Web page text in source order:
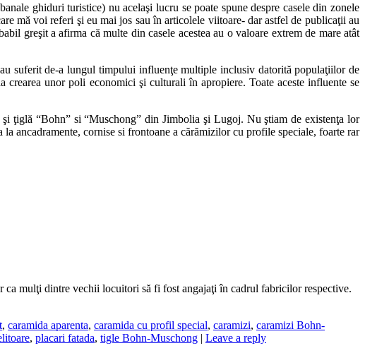
ghiduri turistice) nu acelaşi lucru se poate spune despre casele din zonele
mă voi referi şi eu mai jos sau în articolele viitoare- dar astfel de publicaţii au
greşit a afirma că multe din casele acestea au o valoare extrem de mare atât
suferit de-a lungul timpului influenţe multiple inclusiv datorită populaţiilor de
unor poli economici şi culturali în apropiere. Toate aceste influente se
ţiglă “Bohn” si “Muschong” din Jimbolia şi Lugoj. Nu ştiam de existenţa lor
ancadramente, cornise si frontoane a cărămizilor cu profile speciale, foarte rar
ca mulţi dintre vechii locuitori să fi fost angajaţi în cadrul fabricilor respective.
, caramida aparenta, caramida cu profil special, caramizi, caramizi Bohn-
, placari fatada, tigle Bohn-Muschong | Leave a reply